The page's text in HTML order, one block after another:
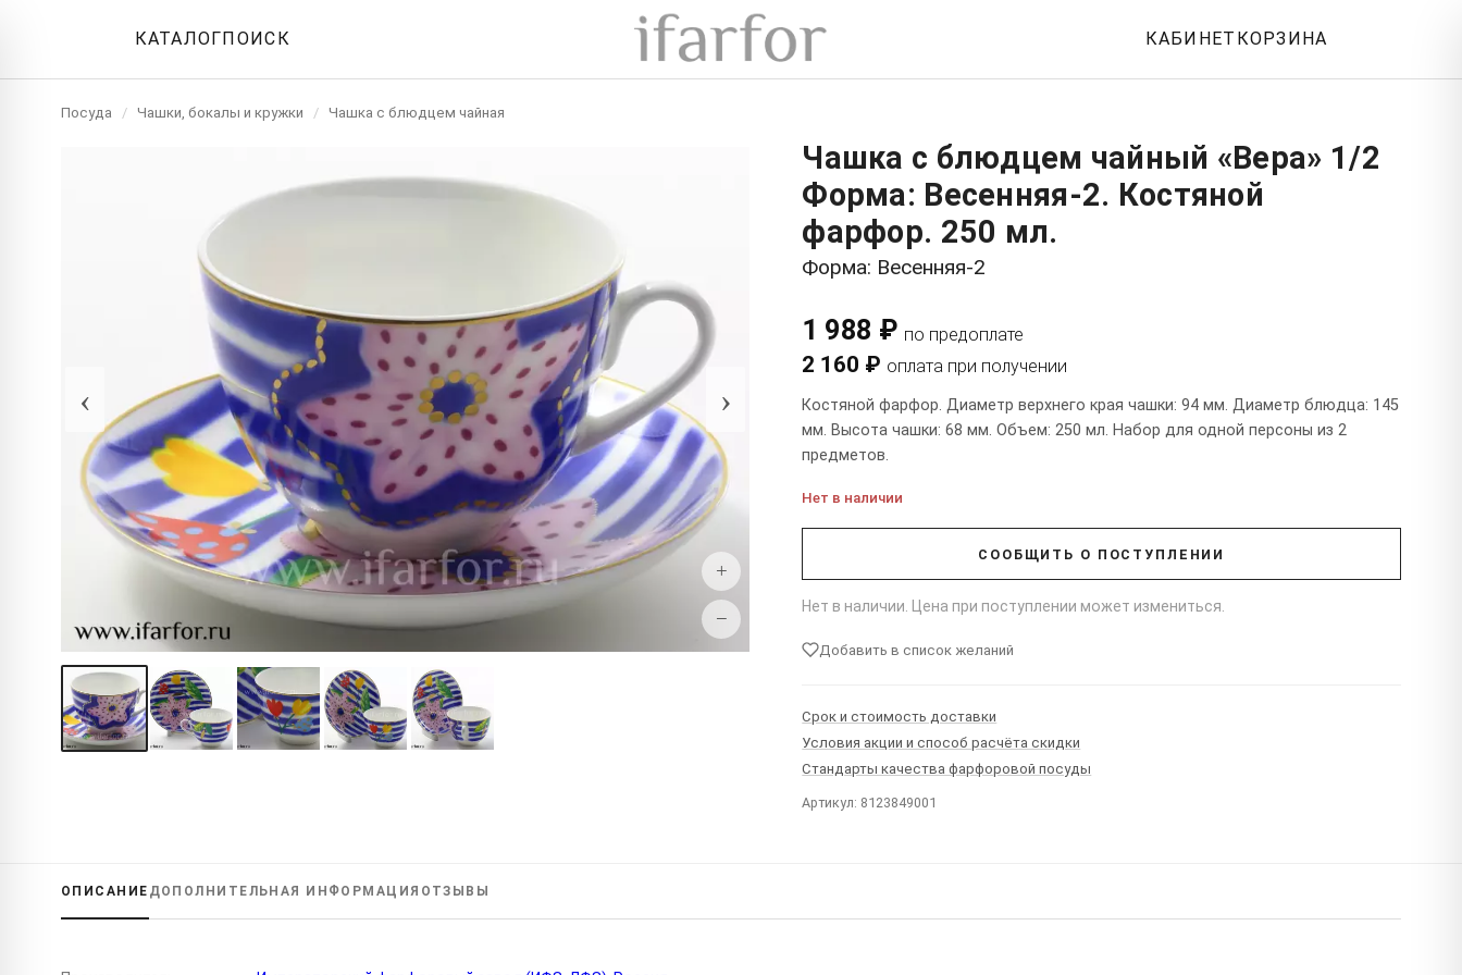
КАТАЛОГПОИСК КАБИНЕТ КОРЗИНА
Посуда / Чашки, бокалы и кружки / Чашка с блюдцем чайная
‹ ›
+
−
Чашка с блюдцем чайный «Вера» 1/2
Форма: Весенняя-2. Костяной
фарфор. 250 мл.
Форма: Весенняя-2
1 988 ₽ по предоплате
2 160 ₽ оплата при получении
Костяной фарфор. Диаметр верхнего края чашки: 94 мм. Диаметр блюдца: 145
мм. Высота чашки: 68 мм. Объем: 250 мл. Набор для одной персоны из 2
предметов.
Нет в наличии
СООБЩИТЬ О ПОСТУПЛЕНИИ
Нет в наличии. Цена при поступлении может измениться.
Добавить в список желаний
Срок и стоимость доставки
Условия акции и способ расчёта скидки
Стандарты качества фарфоровой посуды
Артикул: 8123849001
ОПИСАНИЕ ДОПОЛНИТЕЛЬНАЯ ИНФОРМАЦИЯ ОТЗЫВЫ